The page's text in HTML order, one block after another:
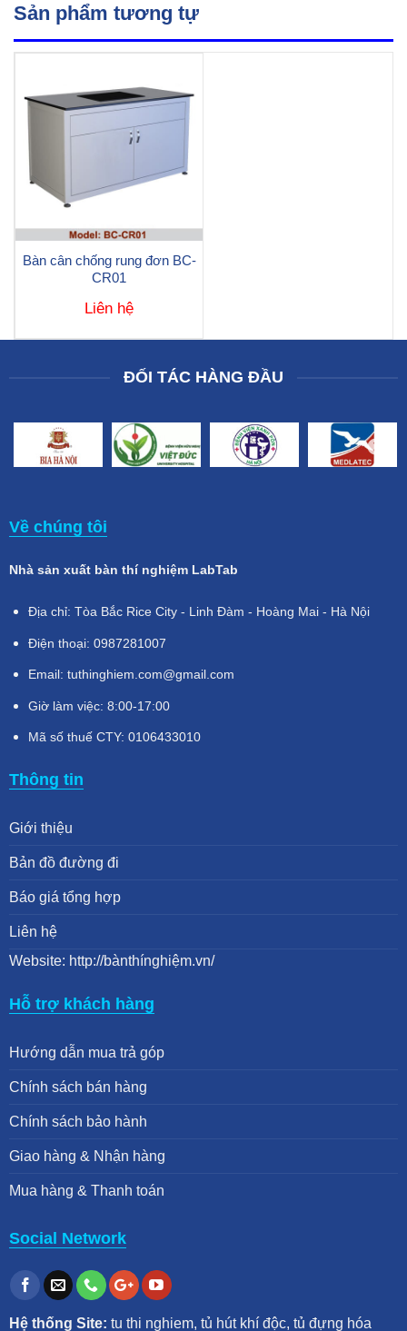
Sản phẩm tương tự
Bàn cân chống rung đơn BC-
CR01
Liên hệ
ĐỐI TÁC HÀNG ĐẦU
Về chúng tôi
Nhà sản xuất bàn thí nghiệm LabTab
Địa chỉ: Tòa Bắc Rice City - Linh Đàm - Hoàng Mai - Hà Nội
Điện thoại: 0987281007
Email: tuthinghiem.com@gmail.com
Giờ làm việc: 8:00-17:00
Mã số thuế CTY: 0106433010
Thông tin
Giới thiệu
Bản đồ đường đi
Báo giá tổng hợp
Liên hệ
Website: http://bànthínghiệm.vn/
Hỗ trợ khách hàng
Hướng dẫn mua trả góp
Chính sách bán hàng
Chính sách bảo hành
Giao hàng & Nhận hàng
Mua hàng & Thanh toán
Social Network
Hệ thống Site: tu thi nghiem, tủ hút khí độc, tủ đựng hóa